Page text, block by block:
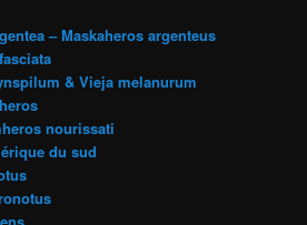
– Maskaheros argenteus
& Vieja melanurum
nourissati
du sud